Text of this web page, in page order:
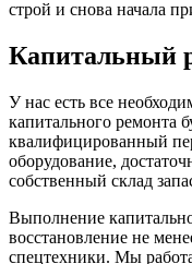
строй и снова начала
Капитальный
У нас есть все
капитального ремонта
квалифицированный
оборудование,
собственный склад
Выполнение
восстановление не
спецтехники. Мы